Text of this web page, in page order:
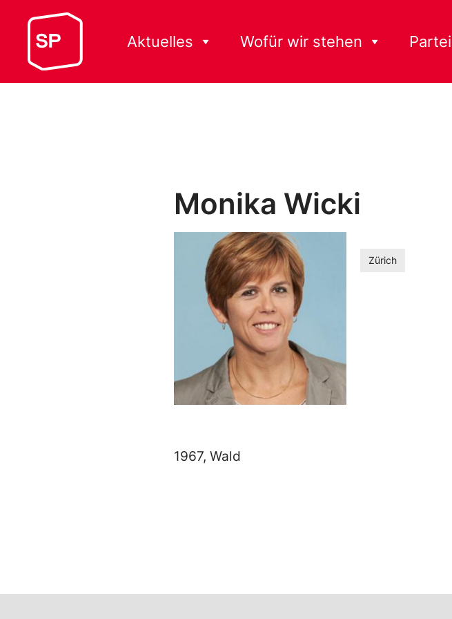
Aktuelles Wofür wir stehen Partei
Monika Wicki
Zürich
1967, Wald